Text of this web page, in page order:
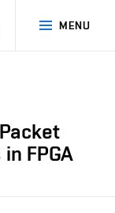
MENU
FPGA